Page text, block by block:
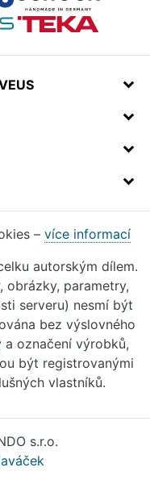
– více informací
autorským dílem.
parametry,
serveru) nesmí být
bez výslovného
označení výrobků,
být registrovanými
vlastníků.
s.r.o.